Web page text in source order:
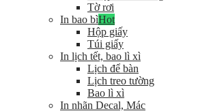
Tờ rơi
In bao bìHot
Hộp giấy
Túi giấy
In lịch tết, bao lì xì
Lịch để bàn
Lịch treo tường
Bao lì xì
In nhãn Decal, Mác